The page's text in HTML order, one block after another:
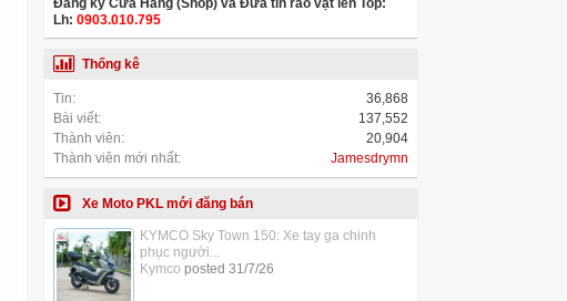
Đăng ký Cửa Hàng (Shop) và Đưa tin rao vặt lên Top:
Lh: 0903.010.795
Thống kê
Tin:
36,868
Bài viết:
137,552
Thành viên:
20,904
Thành viên mới nhất:
Jamesdrymn
Xe Moto PKL mới đăng bán
KYMCO Sky Town 150: Xe tay ga chinh
phục người...
Kymco posted 31/7/26